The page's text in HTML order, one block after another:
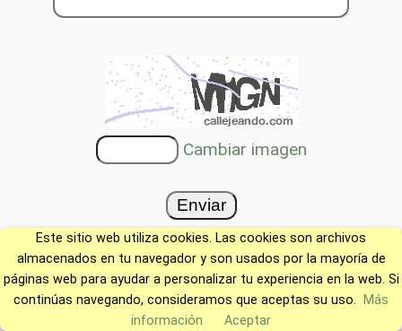
Cambiar imagen
Este sitio web utiliza cookies. Las cookies son archivos
almacenados en tu navegador y son usados por la mayoría de
páginas web para ayudar a personalizar tu experiencia en la web. Si
continúas navegando, consideramos que aceptas su uso.
Más
información
Aceptar